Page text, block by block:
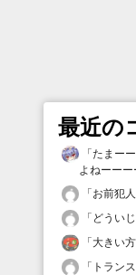
最近の
「たまー
よねーーー
「お前犯
「 どうい
「大きい
「 トラン